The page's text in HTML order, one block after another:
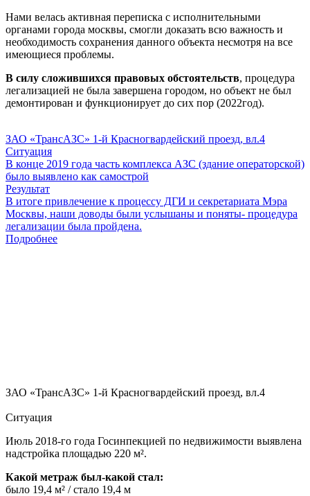
Нами велась активная переписка с исполнительными
органами города москвы, смогли доказать всю важность и
необходимость сохранения данного объекта несмотря на все
имеющиеся проблемы.
В силу сложившихся правовых обстоятельств, процедура
легализацией не была завершена городом, но объект не был
демонтирован и функционирует до сих пор (2022год).
ЗАО «ТрансАЗС» 1-й Красногвардейский проезд, вл.4
Ситуация
В конце 2019 года часть комплекса АЗС (здание операторской)
было выявлено как самострой
Результат
В итоге привлечение к процессу ДГИ и секретариата Мэра
Москвы, наши доводы были услышаны и поняты- процедура
легализации была пройдена.
Подробнее
ЗАО «ТрансАЗС» 1-й Красногвардейский проезд, вл.4
Ситуация
Июль 2018-го года Госинпекцией по недвижимости выявлена
надстройка площадью 220 м².
Какой метраж был-какой стал:
было 19,4 м² / стало 19,4 м